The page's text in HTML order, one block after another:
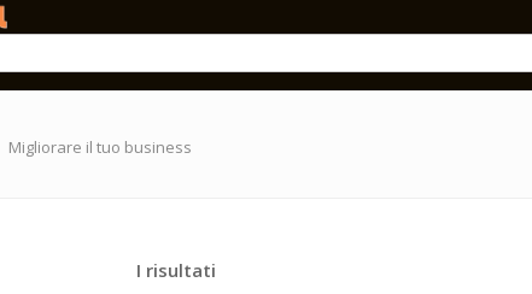
Migliorare il tuo business
I risultati